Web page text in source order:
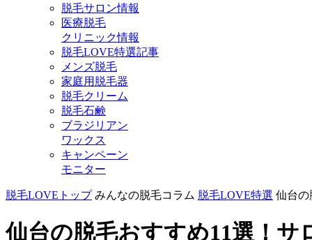
脱毛サロン情報
医療脱毛
クリニック情報
脱毛LOVE特選記事
メンズ脱毛
家庭用脱毛器
脱毛クリーム
脱毛石鹸
ブラジリアン
ワックス
キャンペーン
モニター
脱毛LOVEトップ みんなの脱毛コラム 脱毛LOVE特選 仙台の
仙台の脱毛おすすめ11選！